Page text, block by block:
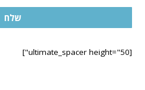
שלח
[ultimate_spacer height="50"]